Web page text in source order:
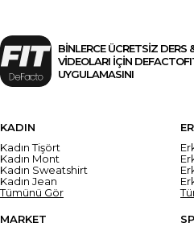
BİNLERCE ÜCRETSİZ DERS
VİDEOLARI İÇİN
UYGULAMASINI
KADIN
Kadın Tişört
Kadın Mont
Kadın Sweatshirt
Kadın Jean
Tümünü Gör
MARKET